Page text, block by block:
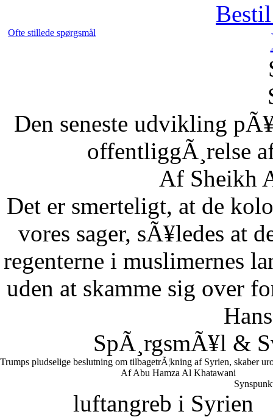
Ofte stillede spørgsmål
Den seneste udvikling
offentliggÃ¸relse
Af Sheikh
Det er smerteligt, at de
vores sager, sÃ¥ledes at
regenterne i muslimernes
uden at skamme sig over
SpÃ¸rgsmÃ¥l &
Trumps pludselige beslutning om tilbagetrÃ¦kning af Syrien, skaber
Af Abu Hamza Al Khatawani
luftangreb i Syrien